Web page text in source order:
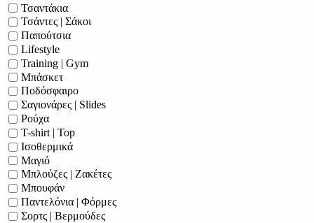
Τσαντάκια
Τσάντες | Σάκοι
Παπούτσια
Lifestyle
Training | Gym
Μπάσκετ
Ποδόσφαιρο
Σαγιονάρες | Slides
Ρούχα
T-shirt | Top
Ισοθερμικά
Μαγιό
Μπλούζες | Ζακέτες
Μπουφάν
Παντελόνια | Φόρμες
Σορτς | Βερμούδες